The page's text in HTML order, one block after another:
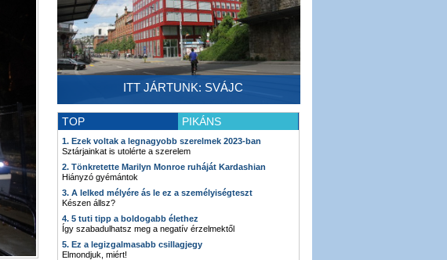
ITT JÁRTUNK: SVÁJC
TOP PIKÁNS
1. Ezek voltak a legnagyobb szerelmek 2023-ban
Sztárjainkat is utolérte a szerelem
2. Tönkretette Marilyn Monroe ruháját Kardashian
Hiányzó gyémántok
3. A lelked mélyére ás le ez a személyiségteszt
Készen állsz?
4. 5 tuti tipp a boldogabb élethez
Így szabadulhatsz meg a negatív érzelmektől
5. Ez a legizgalmasabb csillagjegy
Elmondjuk, miért!